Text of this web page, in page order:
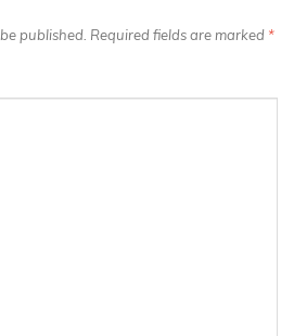
published. Required fields are marked *